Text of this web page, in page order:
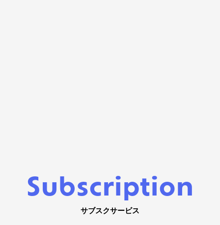
Subscription
サブスクサービス